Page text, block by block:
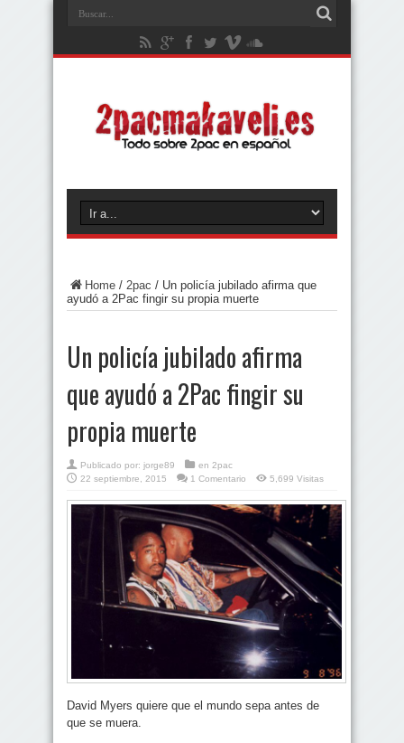
Home / 2pac / Un policía jubilado afirma que
ayudó a 2Pac fingir su propia muerte
Un policía jubilado afirma
que ayudó a 2Pac fingir su
propia muerte
Publicado por: jorge89 en 2pac
22 septiembre, 2015
1 Comentario 5,699 Visitas
David Myers quiere que el mundo sepa antes de
que se muera.